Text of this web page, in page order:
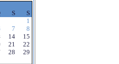
S
S
1
7
8
14
15
21
22
28
29